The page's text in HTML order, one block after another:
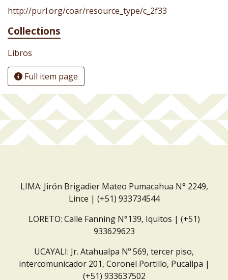
http://purl.org/coar/resource_type/c_2f33
Collections
Libros
Full item page
LIMA: Jirón Brigadier Mateo Pumacahua N° 2249,
Lince | (+51) 933734544
LORETO: Calle Fanning N°139, Iquitos | (+51)
933629623
UCAYALI: Jr. Atahualpa Nº 569, tercer piso,
intercomunicador 201, Coronel Portillo, Pucallpa |
(+51) 933637502